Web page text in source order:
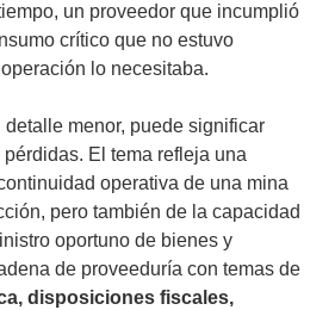
un proveedor que incumplió
crítico que no estuvo
lo necesitaba.
menor, puede significar
El tema refleja una
operativa de una mina
pero también de la capacidad
oportuno de bienes y
de proveeduría con temas de
disposiciones fiscales,